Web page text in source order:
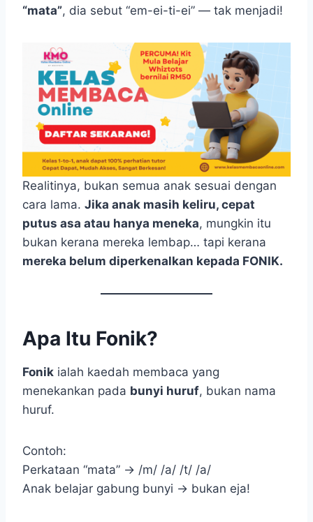
“mata”, dia sebut “em-ei-ti-ei” — tak menjadi!
Realitinya, bukan semua anak sesuai dengan
cara lama. Jika anak masih keliru, cepat
putus asa atau hanya meneka, mungkin itu
bukan kerana mereka lembap… tapi kerana
mereka belum diperkenalkan kepada FONIK.
Apa Itu Fonik?
Fonik ialah kaedah membaca yang
menekankan pada bunyi huruf, bukan nama
huruf.
Contoh:
Perkataan “mata” → /m/ /a/ /t/ /a/
Anak belajar gabung bunyi → bukan eja!